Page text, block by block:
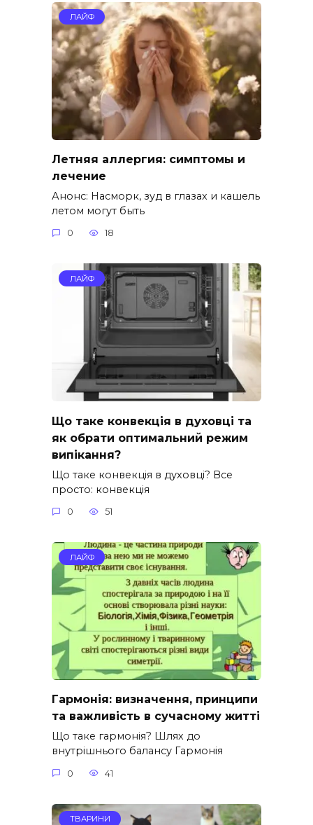
ЛАЙФ
Летняя аллергия: симптомы и
лечение
Анонс: Насморк, зуд в глазах и кашель
летом могут быть
0 18
ЛАЙФ
Що таке конвекція в духовці та
як обрати оптимальний режим
випікання?
Що таке конвекція в духовці? Все
просто: конвекція
0 51
ЛАЙФ
Гармонія: визначення, принципи
та важливість в сучасному житті
Що таке гармонія? Шлях до
внутрішнього балансу Гармонія
0 41
ТВАРИНИ